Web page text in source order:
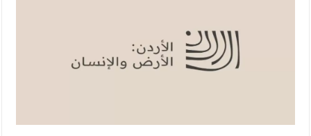
القاضي يلتقي رؤساء تحرير الصحف اليومية ويؤكد حرص مجلس النواب
على شراكة فاعلة مع الإعلام